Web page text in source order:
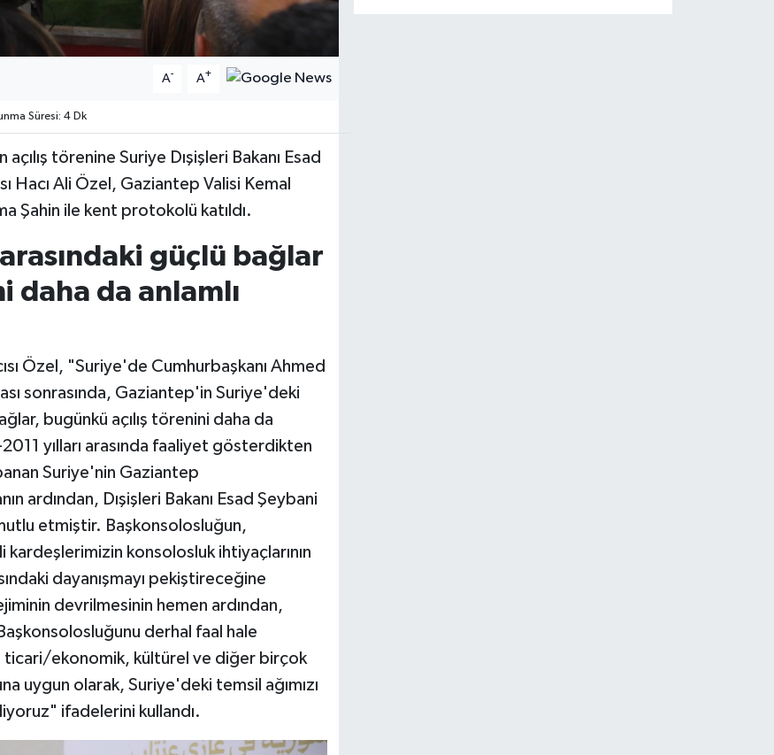
A- A+
Süresi: 4 Dk
törenine Suriye Dışişleri Bakanı Esad
Hacı Ali Özel, Gaziantep Valisi Kemal
Şahin ile kent protokolü katıldı.
güçlü bağlar
daha da anlamlı
Özel, "Suriye'de Cumhurbaşkanı Ahmed
sonrasında, Gaziantep'in Suriye'deki
bugünkü açılış törenini daha da
yılları arasında faaliyet gösterdikten
Suriye'nin Gaziantep
ardından, Dışişleri Bakanı Esad Şeybani
etmiştir. Başkonsolosluğun,
konsolosluk ihtiyaçlarının
dayanışmayı pekiştireceğine
devrilmesinin hemen ardından,
derhal faal hale
ticari/ekonomik, kültürel ve diğer birçok
uygun olarak, Suriye'deki temsil ağımızı
ifadelerini kullandı.